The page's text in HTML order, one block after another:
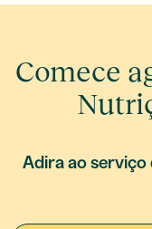
Comece
Adira ao serviço